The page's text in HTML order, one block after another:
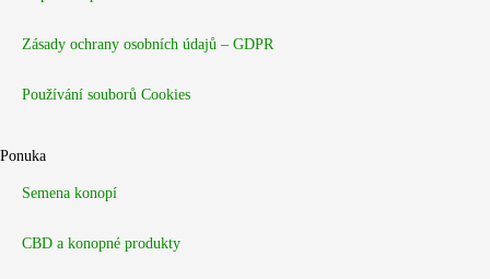
Zásady ochrany osobních údajů – GDPR
Používání souborů Cookies
Ponuka
Semena konopí
CBD a konopné produkty